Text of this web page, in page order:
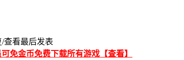
/查看最后发表
免金币免费下载所有游戏【查看】